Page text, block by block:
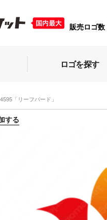
販売ロゴ数
ロゴを探す
「リーフバード」
する